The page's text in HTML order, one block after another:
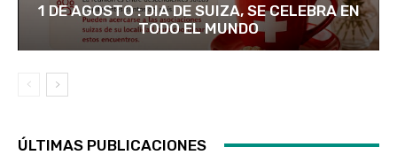
1 DE AGOSTO : DIA DE SUIZA, SE CELEBRA EN
TODO EL MUNDO
ÚLTIMAS PUBLICACIONES